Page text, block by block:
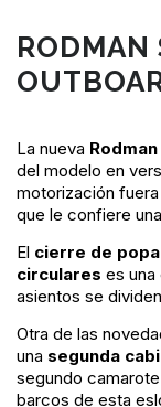
RODMAN
La nueva Rodman
del modelo en
motorización
que le confiere
El cierre de
circulares es
asientos se
Otra de las
una segunda
segundo
barcos de esta